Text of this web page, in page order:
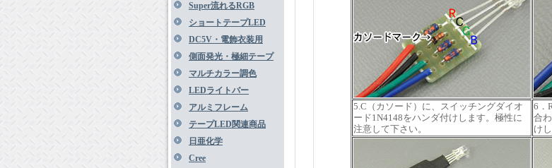
Super流れるRGB
ショートテープLED
DC5V・電飾衣装用
側面発光・極細テープ
マルチカラー調色
LEDライトバー
アルミフレーム
テープLED関連商品
日亜化学
Cree
5.C（カソード）に、スイッチングダイオ
ード1N4148をハンダ付けします。極性に
注意して下さい。
6．
合
けし